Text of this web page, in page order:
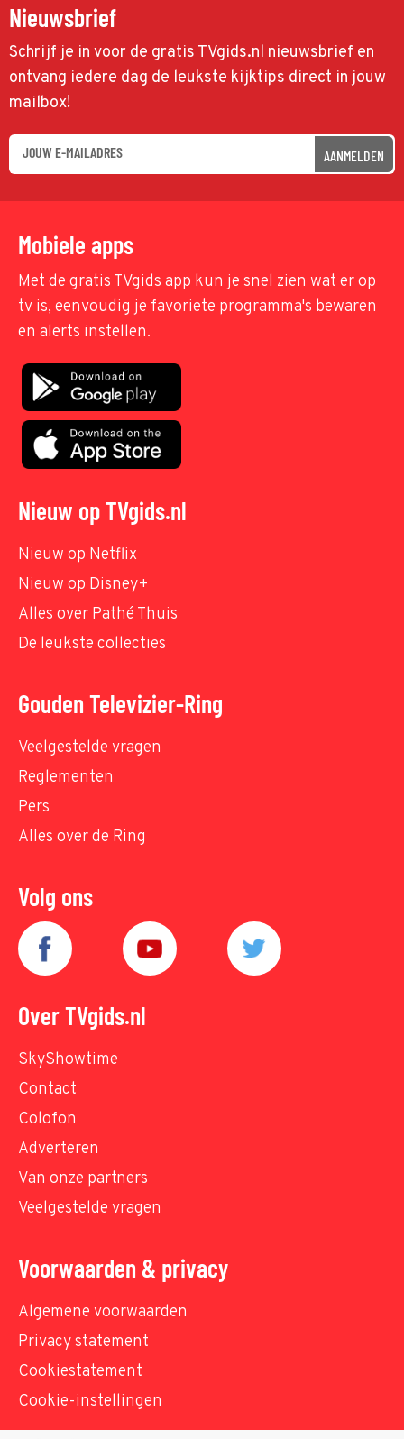
Nieuwsbrief
Schrijf je in voor de gratis TVgids.nl nieuwsbrief en
ontvang iedere dag de leukste kijktips direct in jouw
mailbox!
AANMELDEN
Mobiele apps
Met de gratis TVgids app kun je snel zien wat er op
tv is, eenvoudig je favoriete programma's bewaren
en alerts instellen.
Nieuw op TVgids.nl
Nieuw op Netflix
Nieuw op Disney+
Alles over Pathé Thuis
De leukste collecties
Gouden Televizier-Ring
Veelgestelde vragen
Reglementen
Pers
Alles over de Ring
Volg ons
Over TVgids.nl
SkyShowtime
Contact
Colofon
Adverteren
Van onze partners
Veelgestelde vragen
Voorwaarden & privacy
Algemene voorwaarden
Privacy statement
Cookiestatement
Cookie-instellingen